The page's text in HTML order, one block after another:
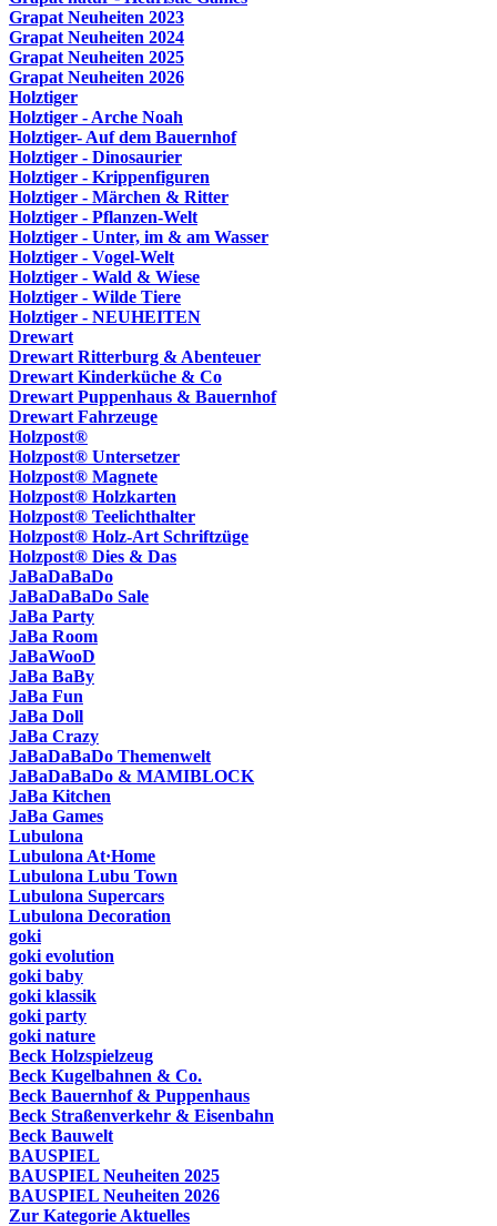
Grapat Neuheiten 2023
Grapat Neuheiten 2024
Grapat Neuheiten 2025
Grapat Neuheiten 2026
Holztiger
Holztiger - Arche Noah
Holztiger- Auf dem Bauernhof
Holztiger - Dinosaurier
Holztiger - Krippenfiguren
Holztiger - Märchen & Ritter
Holztiger - Pflanzen-Welt
Holztiger - Unter, im & am Wasser
Holztiger - Vogel-Welt
Holztiger - Wald & Wiese
Holztiger - Wilde Tiere
Holztiger - NEUHEITEN
Drewart
Drewart Ritterburg & Abenteuer
Drewart Kinderküche & Co
Drewart Puppenhaus & Bauernhof
Drewart Fahrzeuge
Holzpost®
Holzpost® Untersetzer
Holzpost® Magnete
Holzpost® Holzkarten
Holzpost® Teelichthalter
Holzpost® Holz-Art Schriftzüge
Holzpost® Dies & Das
JaBaDaBaDo
JaBaDaBaDo Sale
JaBa Party
JaBa Room
JaBaWooD
JaBa BaBy
JaBa Fun
JaBa Doll
JaBa Crazy
JaBaDaBaDo Themenwelt
JaBaDaBaDo & MAMIBLOCK
JaBa Kitchen
JaBa Games
Lubulona
Lubulona At·Home
Lubulona Lubu Town
Lubulona Supercars
Lubulona Decoration
goki
goki evolution
goki baby
goki klassik
goki party
goki nature
Beck Holzspielzeug
Beck Kugelbahnen & Co.
Beck Bauernhof & Puppenhaus
Beck Straßenverkehr & Eisenbahn
Beck Bauwelt
BAUSPIEL
BAUSPIEL Neuheiten 2025
BAUSPIEL Neuheiten 2026
Zur Kategorie Aktuelles